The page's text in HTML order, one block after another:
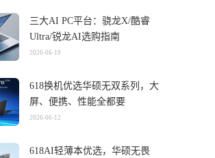
三大AI PC平台：骁龙X/酷睿
Ultra/锐龙AI选购指南
2026-06-19
618换机优选华硕无双系列，大
屏、便携、性能全都要
2026-06-12
618AI轻薄本优选，华硕无畏